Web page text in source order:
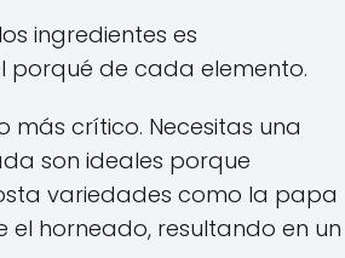
ingredientes es
porqué de cada elemento.
más crítico. Necesitas una
son ideales porque
variedades como la papa
horneado, resultando en un